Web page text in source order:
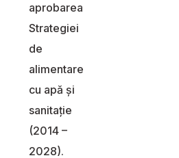
aprobarea
Strategiei
de
alimentare
cu apă şi
sanitaţie
(2014 –
2028).